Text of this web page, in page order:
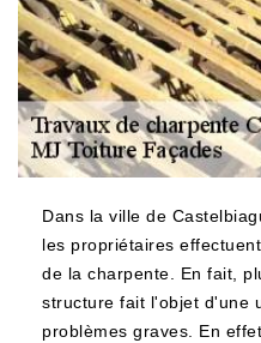
Dans la ville de
les propriétaires
de la charpente. En fait,
structure fait l'objet d'une
problèmes graves. En